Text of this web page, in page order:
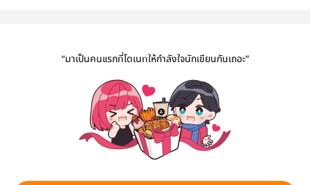
“มาเป็นคนแรกที่โดเนทให้กำลังใจนักเขียนกันเถอะ”